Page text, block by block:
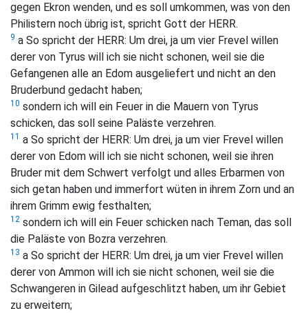
gegen Ekron wenden, und es soll umkommen, was von den
Philistern noch übrig ist, spricht Gott der HERR.
9 a So spricht der HERR: Um drei, ja um vier Frevel willen
derer von Tyrus will ich sie nicht schonen, weil sie die
Gefangenen alle an Edom ausgeliefert und nicht an den
Bruderbund gedacht haben;
10 sondern ich will ein Feuer in die Mauern von Tyrus
schicken, das soll seine Paläste verzehren.
11 a So spricht der HERR: Um drei, ja um vier Frevel willen
derer von Edom will ich sie nicht schonen, weil sie ihren
Bruder mit dem Schwert verfolgt und alles Erbarmen von
sich getan haben und immerfort wüten in ihrem Zorn und an
ihrem Grimm ewig festhalten;
12 sondern ich will ein Feuer schicken nach Teman, das soll
die Paläste von Bozra verzehren.
13 a So spricht der HERR: Um drei, ja um vier Frevel willen
derer von Ammon will ich sie nicht schonen, weil sie die
Schwangeren in Gilead aufgeschlitzt haben, um ihr Gebiet
zu erweitern;